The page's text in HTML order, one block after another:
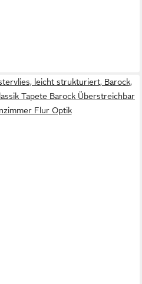
leicht strukturiert, Barock,
Tapete Barock Überstreichbar
Flur Optik